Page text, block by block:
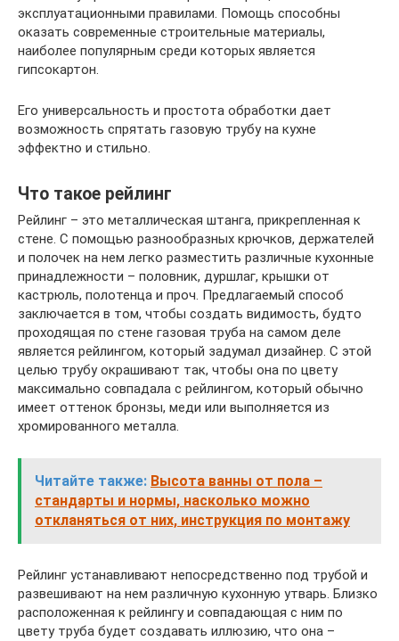
эксплуатационными правилами. Помощь способны
оказать современные строительные материалы,
наиболее популярным среди которых является
гипсокартон.
Его универсальность и простота обработки дает
возможность спрятать газовую трубу на кухне
эффектно и стильно.
Что такое рейлинг
Рейлинг – это металлическая штанга, прикрепленная к
стене. С помощью разнообразных крючков, держателей
и полочек на нем легко разместить различные кухонные
принадлежности – половник, дуршлаг, крышки от
кастрюль, полотенца и проч. Предлагаемый способ
заключается в том, чтобы создать видимость, будто
проходящая по стене газовая труба на самом деле
является рейлингом, который задумал дизайнер. С этой
целью трубу окрашивают так, чтобы она по цвету
максимально совпадала с рейлингом, который обычно
имеет оттенок бронзы, меди или выполняется из
хромированного металла.
Читайте также: Высота ванны от пола –
стандарты и нормы, насколько можно
откланяться от них, инструкция по монтажу
Рейлинг устанавливают непосредственно под трубой и
развешивают на нем различную кухонную утварь. Близко
расположенная к рейлингу и совпадающая с ним по
цвету труба будет создавать иллюзию, что она –